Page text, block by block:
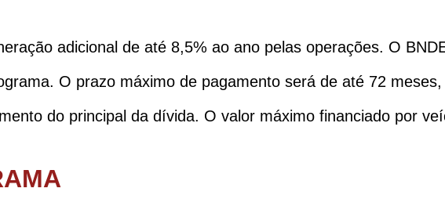
adicional de até 8,5% ao ano pelas operações. O
O prazo máximo de pagamento será de até 72
do principal da dívida. O valor máximo financiado por